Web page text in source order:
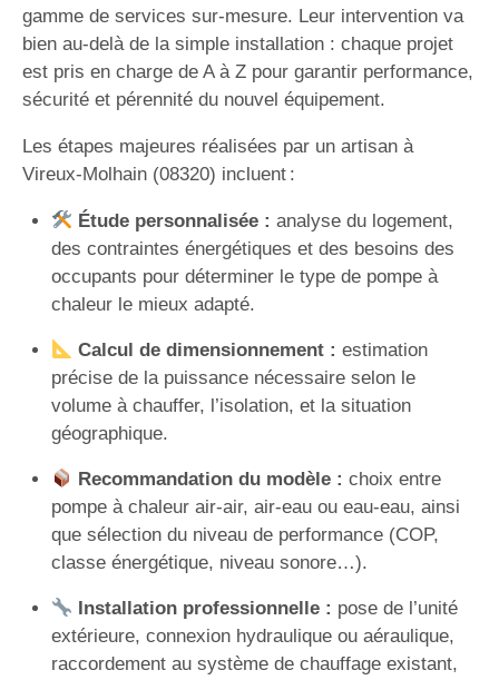
gamme de services sur-mesure. Leur intervention va
bien au-delà de la simple installation : chaque projet
est pris en charge de A à Z pour garantir performance,
sécurité et pérennité du nouvel équipement.
Les étapes majeures réalisées par un artisan à
Vireux-Molhain (08320) incluent :
Étude personnalisée : analyse du logement,
des contraintes énergétiques et des besoins des
occupants pour déterminer le type de pompe à
chaleur le mieux adapté.
Calcul de dimensionnement : estimation
précise de la puissance nécessaire selon le
volume à chauffer, l’isolation, et la situation
géographique.
Recommandation du modèle : choix entre
pompe à chaleur air-air, air-eau ou eau-eau, ainsi
que sélection du niveau de performance (COP,
classe énergétique, niveau sonore…).
Installation professionnelle : pose de l’unité
extérieure, connexion hydraulique ou aéraulique,
raccordement au système de chauffage existant,